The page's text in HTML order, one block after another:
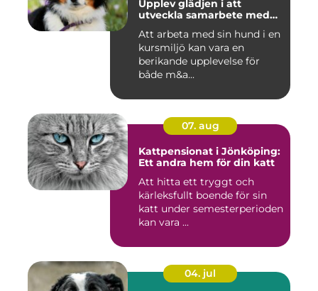
Upplev glädjen i att
utveckla samarbete med
Att arbeta med sin hund i en
kursmiljö kan vara en
berikande upplevelse för
både m&a...
07. aug
Kattpensionat i Jönköping:
Ett andra hem för din katt
Att hitta ett tryggt och
kärleksfullt boende för sin
katt under semesterperioden
kan vara ...
04. jul